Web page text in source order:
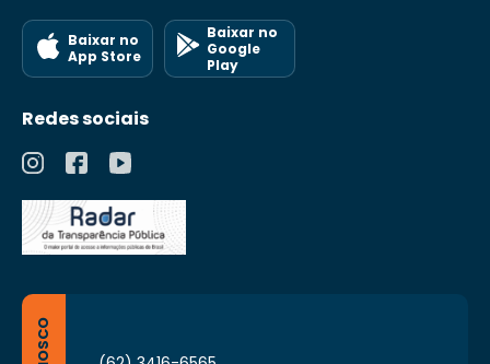
Baixar no
App Store
Baixar no
Google
Play
Redes sociais